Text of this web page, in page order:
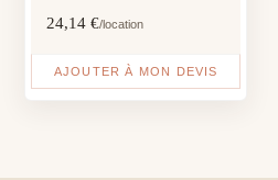
24,14€/location
AJOUTER À MON DEVIS